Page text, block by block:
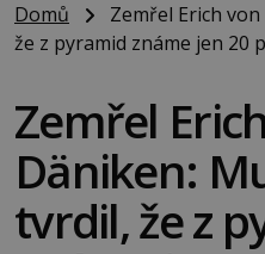
Domů
Zemřel Erich
že z pyramid známe jen 20
Zemřel
Däniken:
tvrdil, že z